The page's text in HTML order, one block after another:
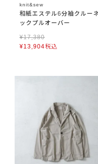
knit&sew
和紙エステル6分袖クルー
ックプルオーバー
¥17,380
¥13,904税込